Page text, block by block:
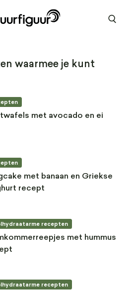
waarmee je kunt
met avocado en ei
met banaan en Griekse
recept
recepten
met hummus
recepten